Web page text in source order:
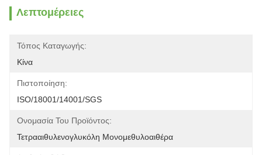
Λεπτομέρειες
Τόπος Καταγωγής:
Κίνα
Πιστοποίηση:
ISO/18001/14001/SGS
Ονομασία Του Προϊόντος:
Τετρααιθυλενογλυκόλη Μονομεθυλοαιθέρα